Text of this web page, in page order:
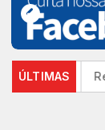
ÚLTIMAS
inscrição